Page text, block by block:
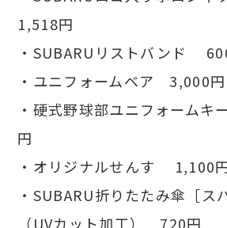
1,518円
・SUBARUリストバンド
・ユニフォームベア 3,000円
・硬式野球部ユニフォーム
円
・オリジナルせんす 1,100
・SUBARU折りたたみ傘［ス
（UVカット加工） 720円